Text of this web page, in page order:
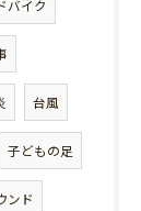
バイク
台風
子どもの足
ンド